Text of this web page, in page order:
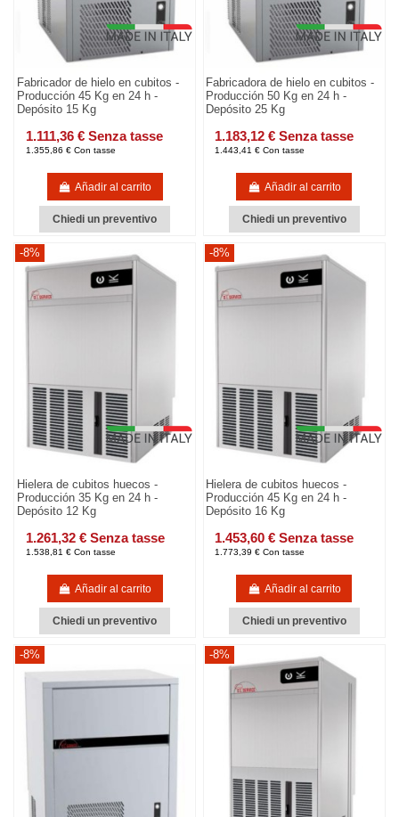
Fabricador de hielo en cubitos -
Producción 45 Kg en 24 h -
Depósito 15 Kg
1.111,36 € Senza tasse
1.355,86 € Con tasse
Añadir al carrito
Chiedi un preventivo
Fabricadora de hielo en cubitos -
Producción 50 Kg en 24 h -
Depósito 25 Kg
1.183,12 € Senza tasse
1.443,41 € Con tasse
Añadir al carrito
Chiedi un preventivo
-8%
Hielera de cubitos huecos -
Producción 35 Kg en 24 h -
Depósito 12 Kg
1.261,32 € Senza tasse
1.538,81 € Con tasse
Añadir al carrito
Chiedi un preventivo
-8%
Hielera de cubitos huecos -
Producción 45 Kg en 24 h -
Depósito 16 Kg
1.453,60 € Senza tasse
1.773,39 € Con tasse
Añadir al carrito
Chiedi un preventivo
-8% -8%